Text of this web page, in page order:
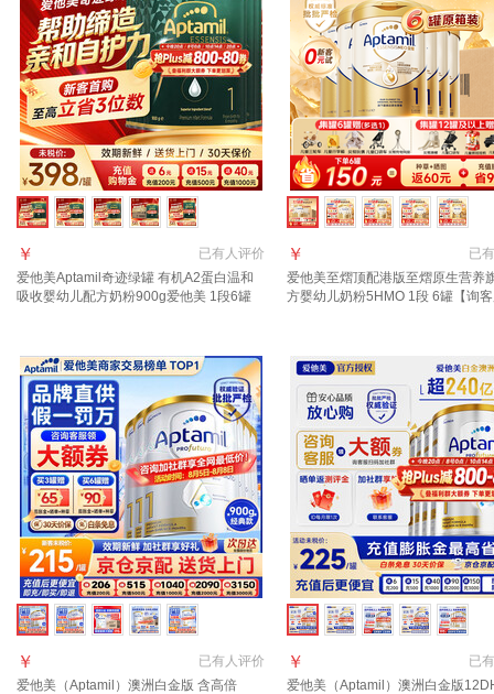
已有人评价
￥
爱他美Aptamil奇迹绿罐 有机A2蛋白温和
吸收婴幼儿配方奶粉900g爱他美 1段6罐
已有
￥
爱他美至熠顶配港版至熠原生营养
方婴幼儿奶粉5HMO 1段 6罐【询
已有人评价
￥
爱他美（Aptamil）澳洲白金版 含高倍
已有
￥
爱他美（Aptamil）澳洲白金版